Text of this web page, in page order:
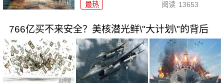
最热 阅读 13653
766亿买不来安全？美核潜光鲜\"大计划\"的背后